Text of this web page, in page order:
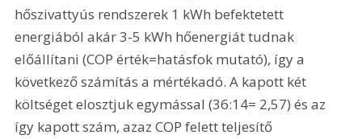
hőszivattyús rendszerek 1 kWh befektetett
energiából akár 3-5 kWh hőenergiát tudnak
előállítani (COP érték=hatásfok mutató), így a
következő számítás a mértékadó. A kapott két
költséget elosztjuk egymással (36:14= 2,57) és az
így kapott szám, azaz COP felett teljesítő